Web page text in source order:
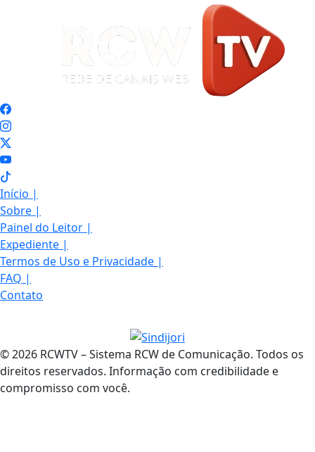
Início |
Sobre |
Painel do Leitor |
Expediente |
Termos de Uso e Privacidade |
FAQ |
Contato
© 2026 RCWTV – Sistema RCW de Comunicação. Todos os
direitos reservados. Informação com credibilidade e
compromisso com você.